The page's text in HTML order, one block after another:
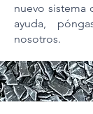
nuevo sistema
ayuda,
nosotros.